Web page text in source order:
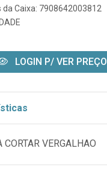
da Caixa: 7908642003812
LOGIN P/ VER PREÇO
CORTAR VERGALHAO